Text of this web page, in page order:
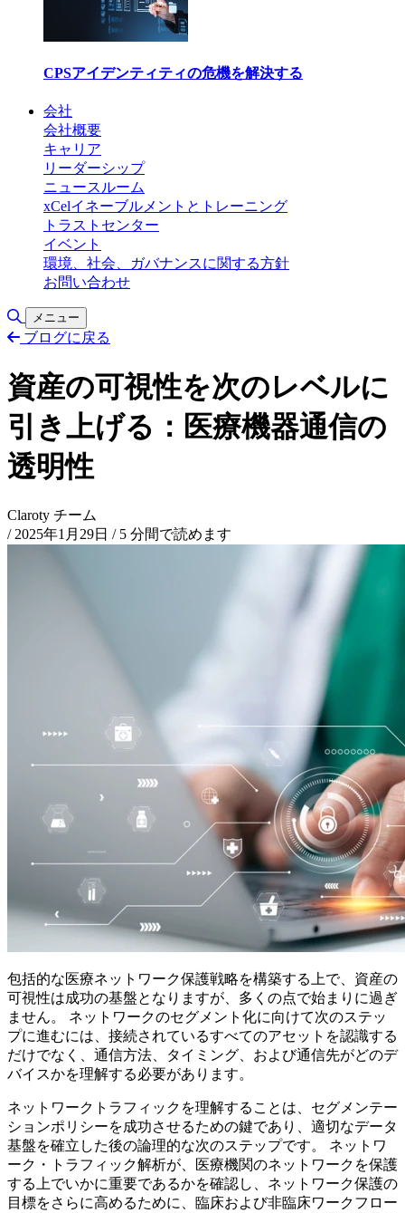
CPSアイデンティティの危機を解決する
会社
会社概要
キャリア
リーダーシップ
ニュースルーム
xCelイネーブルメントとトレーニング
トラストセンター
イベント
環境、社会、ガバナンスに関する方針
お問い合わせ
Toggle Search
メニュー
ブログに戻る
資産の可視性を次のレベルに
引き上げる：医療機器通信の
透明性
Claroty チーム
/ 2025年1月29日 /5 分間で読めます
包括的な医療ネットワーク保護戦略を構築する上で、資産の
可視性は成功の基盤となりますが、多くの点で始まりに過ぎ
ません。 ネットワークのセグメント化に向けて次のステッ
プに進むには、接続されているすべてのアセットを認識する
だけでなく、通信方法、タイミング、および通信先がどのデ
バイスかを理解する必要があります。
ネットワークトラフィックを理解することは、セグメンテー
ションポリシーを成功させるための鍵であり、適切なデータ
基盤を確立した後の論理的な次のステップです。 ネットワ
ーク・トラフィック解析が、医療機関のネットワークを保護
する上でいかに重要であるかを確認し、ネットワーク保護の
目標をさらに高めるために、臨床および非臨床ワークフロー